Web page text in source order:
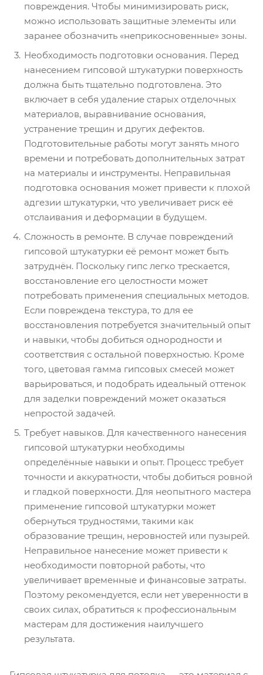
повреждения. Чтобы минимизировать риск,
можно использовать защитные элементы или
заранее обозначить «неприкосновенные» зоны.
Необходимость подготовки основания. Перед
нанесением гипсовой штукатурки поверхность
должна быть тщательно подготовлена. Это
включает в себя удаление старых отделочных
материалов, выравнивание основания,
устранение трещин и других дефектов.
Подготовительные работы могут занять много
времени и потребовать дополнительных затрат
на материалы и инструменты. Неправильная
подготовка основания может привести к плохой
адгезии штукатурки, что увеличивает риск её
отслаивания и деформации в будущем.
Сложность в ремонте. В случае повреждений
гипсовой штукатурки её ремонт может быть
затруднён. Поскольку гипс легко трескается,
восстановление его целостности может
потребовать применения специальных методов.
Если повреждена текстура, то для ее
восстановления потребуется значительный опыт
и навыки, чтобы добиться однородности и
соответствия с остальной поверхностью. Кроме
того, цветовая гамма гипсовых смесей может
варьироваться, и подобрать идеальный оттенок
для заделки повреждений может оказаться
непростой задачей.
Требует навыков. Для качественного нанесения
гипсовой штукатурки необходимы
определённые навыки и опыт. Процесс требует
точности и аккуратности, чтобы добиться ровной
и гладкой поверхности. Для неопытного мастера
применение гипсовой штукатурки может
обернуться трудностями, такими как
образование трещин, неровностей или пузырей.
Неправильное нанесение может привести к
необходимости повторной работы, что
увеличивает временные и финансовые затраты.
Поэтому рекомендуется, если нет уверенности в
своих силах, обратиться к профессиональным
мастерам для достижения наилучшего
результата.